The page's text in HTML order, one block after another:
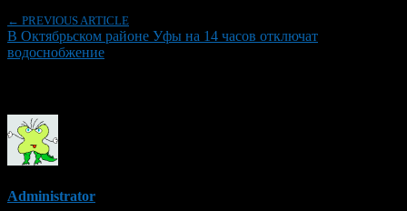
← PREVIOUS ARTICLE
В Октябрьском районе Уфы на 14 часов отключат
водоснобжение
Administrator